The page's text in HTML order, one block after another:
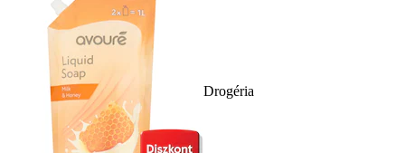
Drogéria